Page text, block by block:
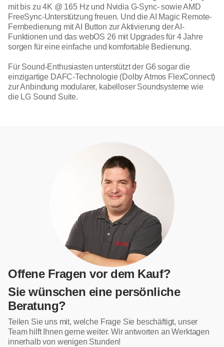
mit bis zu 4K @ 165 Hz und Nvidia G-Sync- sowie AMD
FreeSync-Unterstützung freuen. Und die AI Magic Remote-
Fernbedienung mit AI Button zur Aktivierung der AI-
Funktionen und das webOS 26 mit Upgrades für 4 Jahre
sorgen für eine einfache und komfortable Bedienung.
Für Sound-Enthusiasten unterstützt der G6 sogar die
einzigartige DAFC-Technologie (Dolby Atmos FlexConnect)
zur Anbindung modularer, kabelloser Soundsysteme wie
die LG Sound Suite.
Offene Fragen vor dem Kauf?
Sie wünschen eine persönliche
Beratung?
Teilen Sie uns mit, welche Frage Sie beschäftigt, unser
Team hilft Ihnen gerne weiter. Wir antworten an Werktagen
innerhalb von wenigen Stunden!